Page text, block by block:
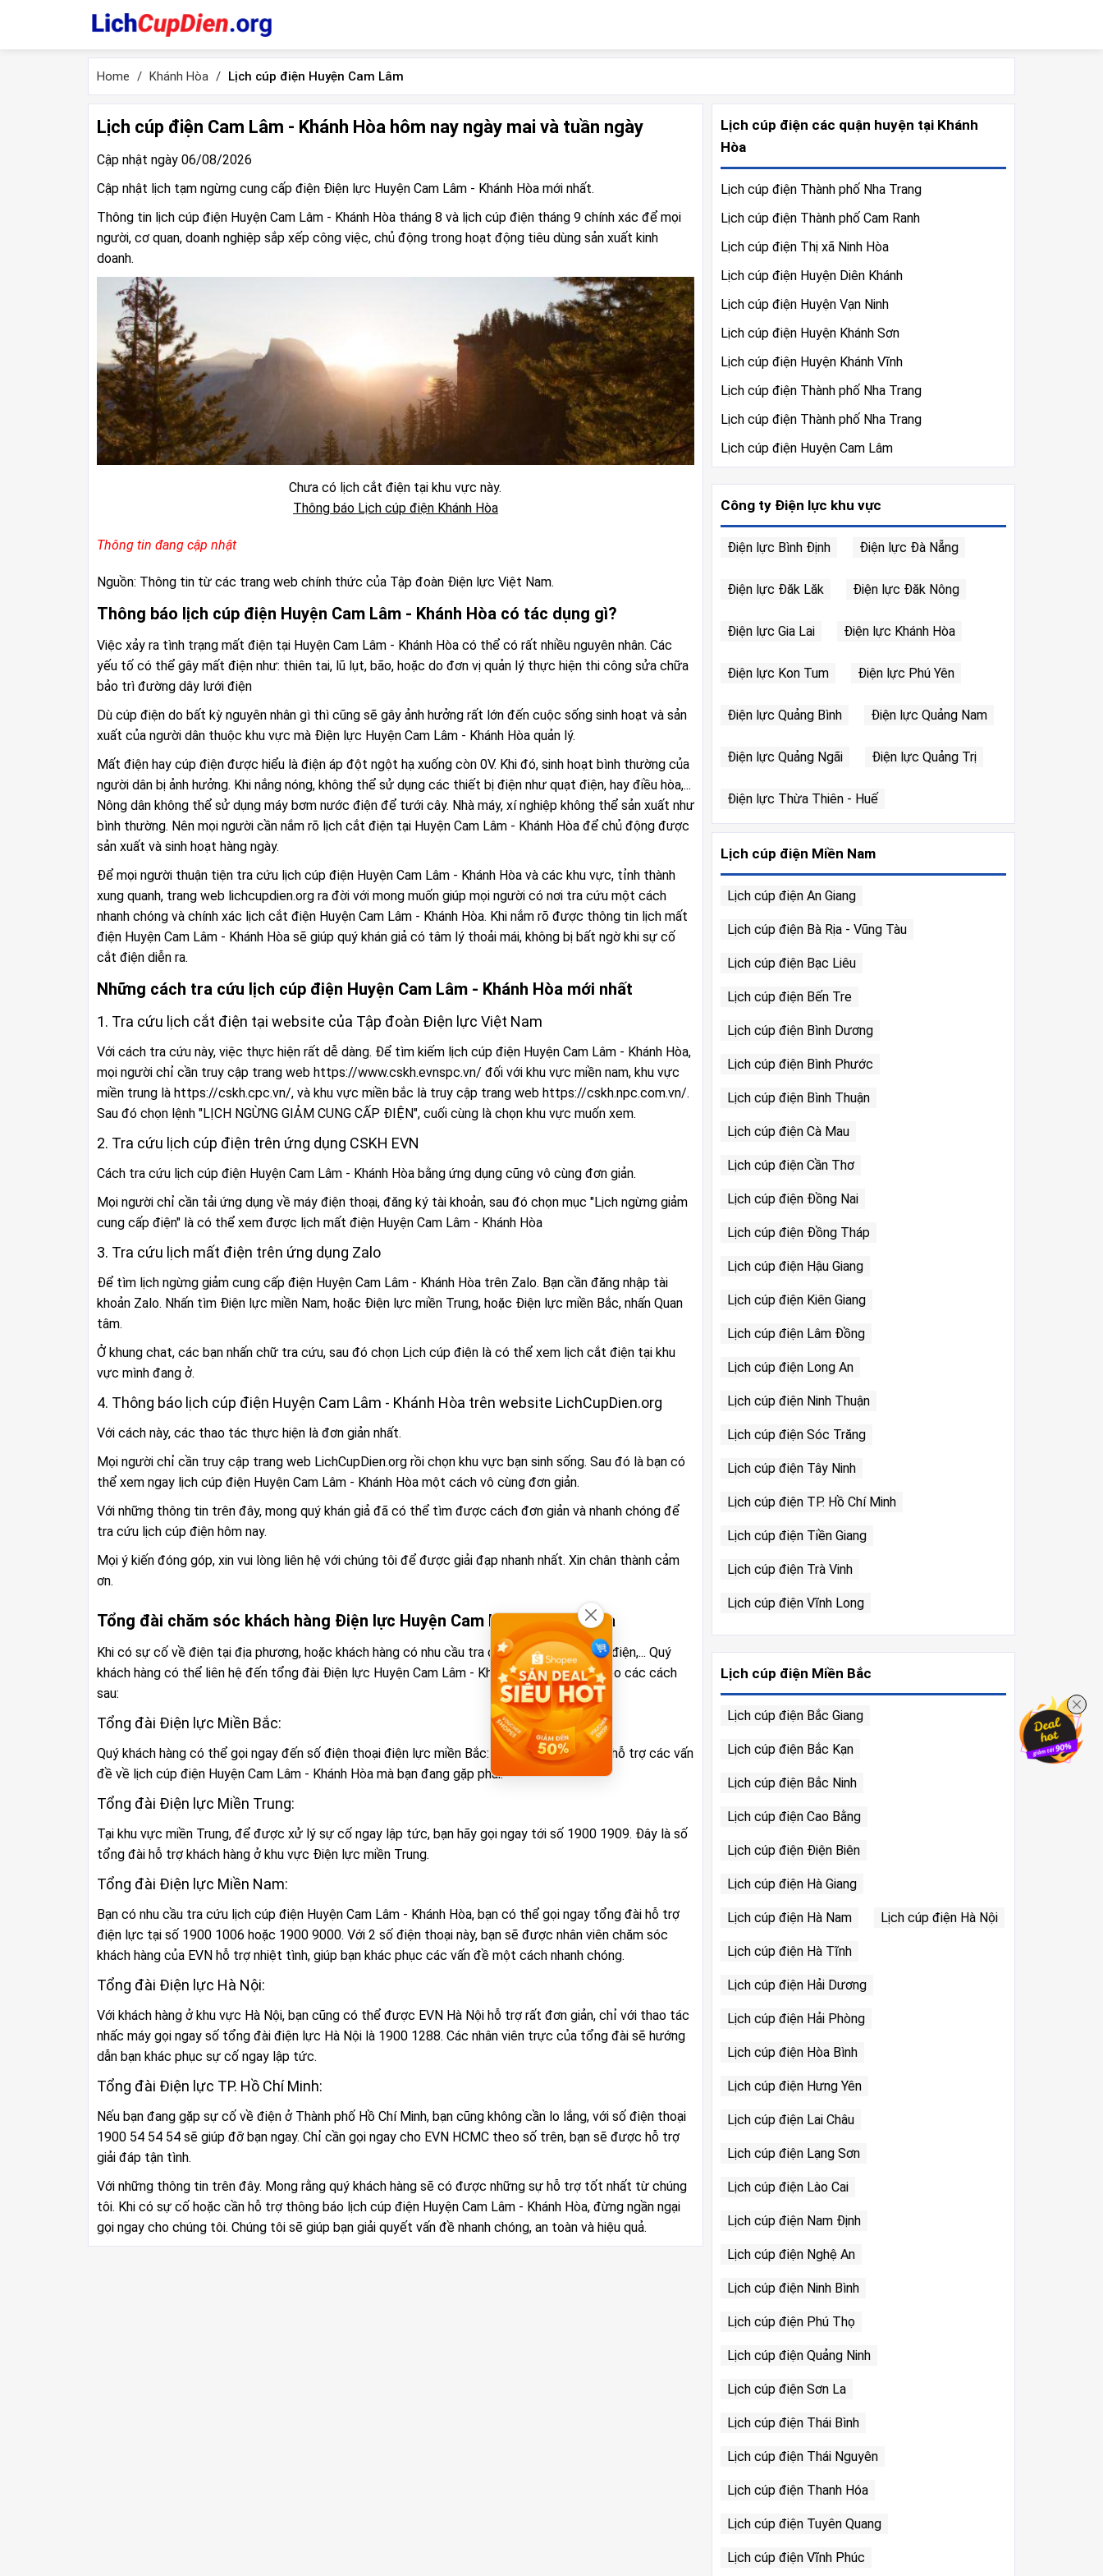
Home Khánh Hòa Lịch cúp điện Huyện Cam Lâm
Lịch cúp điện Cam Lâm - Khánh Hòa hôm nay ngày mai và tuần ngày
Cập nhật ngày 06/08/2026
Cập nhật lịch tạm ngừng cung cấp điện Điện lực Huyện Cam Lâm - Khánh Hòa mới nhất.
Thông tin lịch cúp điện Huyện Cam Lâm - Khánh Hòa tháng 8 và lịch cúp điện tháng 9 chính xác để mọi
người, cơ quan, doanh nghiệp sắp xếp công việc, chủ động trong hoạt động tiêu dùng sản xuất kinh
doanh.
Chưa có lịch cắt điện tại khu vực này.
Thông báo Lịch cúp điện Khánh Hòa
Thông tin đang cập nhật
Nguồn: Thông tin từ các trang web chính thức của Tập đoàn Điện lực Việt Nam.
Thông báo lịch cúp điện Huyện Cam Lâm - Khánh Hòa có tác dụng gì?
Việc xảy ra tình trạng mất điện tại Huyện Cam Lâm - Khánh Hòa có thể có rất nhiều nguyên nhân. Các
yếu tố có thể gây mất điện như: thiên tai, lũ lụt, bão, hoặc do đơn vị quản lý thực hiện thi công sửa chữa
bảo trì đường dây lưới điện
Dù cúp điện do bất kỳ nguyên nhân gì thì cũng sẽ gây ảnh hưởng rất lớn đến cuộc sống sinh hoạt và sản
xuất của người dân thuộc khu vực mà Điện lực Huyện Cam Lâm - Khánh Hòa quản lý.
Mất điện hay cúp điện được hiểu là điện áp đột ngột hạ xuống còn 0V. Khi đó, sinh hoạt bình thường của
người dân bị ảnh hưởng. Khi nắng nóng, không thể sử dụng các thiết bị điện như quạt điện, hay điều hòa,...
Nông dân không thể sử dụng máy bơm nước điện để tưới cây. Nhà máy, xí nghiệp không thể sản xuất như
bình thường. Nên mọi người cần nắm rõ lịch cắt điện tại Huyện Cam Lâm - Khánh Hòa để chủ động được
sản xuất và sinh hoạt hàng ngày.
Để mọi người thuận tiện tra cứu lịch cúp điện Huyện Cam Lâm - Khánh Hòa và các khu vực, tỉnh thành
xung quanh, trang web lichcupdien.org ra đời với mong muốn giúp mọi người có nơi tra cứu một cách
nhanh chóng và chính xác lịch cắt điện Huyện Cam Lâm - Khánh Hòa. Khi nắm rõ được thông tin lịch mất
điện Huyện Cam Lâm - Khánh Hòa sẽ giúp quý khán giả có tâm lý thoải mái, không bị bất ngờ khi sự cố
cắt điện diễn ra.
Những cách tra cứu lịch cúp điện Huyện Cam Lâm - Khánh Hòa mới nhất
1. Tra cứu lịch cắt điện tại website của Tập đoàn Điện lực Việt Nam
Với cách tra cứu này, việc thực hiện rất dễ dàng. Để tìm kiếm lịch cúp điện Huyện Cam Lâm - Khánh Hòa,
mọi người chỉ cần truy cập trang web https://www.cskh.evnspc.vn/ đối với khu vực miền nam, khu vực
miền trung là https://cskh.cpc.vn/, và khu vực miền bắc là truy cập trang web https://cskh.npc.com.vn/.
Sau đó chọn lệnh "LỊCH NGỪNG GIẢM CUNG CẤP ĐIỆN", cuối cùng là chọn khu vực muốn xem.
2. Tra cứu lịch cúp điện trên ứng dụng CSKH EVN
Cách tra cứu lịch cúp điện Huyện Cam Lâm - Khánh Hòa bằng ứng dụng cũng vô cùng đơn giản.
Mọi người chỉ cần tải ứng dụng về máy điện thoại, đăng ký tài khoản, sau đó chọn mục "Lịch ngừng giảm
cung cấp điện" là có thể xem được lịch mất điện Huyện Cam Lâm - Khánh Hòa
3. Tra cứu lịch mất điện trên ứng dụng Zalo
Để tìm lịch ngừng giảm cung cấp điện Huyện Cam Lâm - Khánh Hòa trên Zalo. Bạn cần đăng nhập tài
khoản Zalo. Nhấn tìm Điện lực miền Nam, hoặc Điện lực miền Trung, hoặc Điện lực miền Bắc, nhấn Quan
tâm.
Ở khung chat, các bạn nhấn chữ tra cứu, sau đó chọn Lịch cúp điện là có thể xem lịch cắt điện tại khu
vực mình đang ở.
4. Thông báo lịch cúp điện Huyện Cam Lâm - Khánh Hòa trên website LichCupDien.org
Với cách này, các thao tác thực hiện là đơn giản nhất.
Mọi người chỉ cần truy cập trang web LichCupDien.org rồi chọn khu vực bạn sinh sống. Sau đó là bạn có
thể xem ngay lịch cúp điện Huyện Cam Lâm - Khánh Hòa một cách vô cùng đơn giản.
Với những thông tin trên đây, mong quý khán giả đã có thể tìm được cách đơn giản và nhanh chóng để
tra cứu lịch cúp điện hôm nay.
Mọi ý kiến đóng góp, xin vui lòng liên hệ với chúng tôi để được giải đạp nhanh nhất. Xin chân thành cảm
ơn.
Tổng đài chăm sóc khách hàng Điện lực Huyện Cam Lâm - Khánh Hòa
Khi có sự cố về điện tại địa phương, hoặc khách hàng có nhu cầu tra cứu, yêu cầu đăng ký điện,... Quý
khách hàng có thể liên hệ đến tổng đài Điện lực Huyện Cam Lâm - Khánh Hòa gần nhất theo các cách
sau:
Tổng đài Điện lực Miền Bắc:
Quý khách hàng có thể gọi ngay đến số điện thoại điện lực miền Bắc: 1900 6769 để được hỗ trợ các vấn
đề về lịch cúp điện Huyện Cam Lâm - Khánh Hòa mà bạn đang gặp phải.
Tổng đài Điện lực Miền Trung:
Tại khu vực miền Trung, để được xử lý sự cố ngay lập tức, bạn hãy gọi ngay tới số 1900 1909. Đây là số
tổng đài hỗ trợ khách hàng ở khu vực Điện lực miền Trung.
Tổng đài Điện lực Miền Nam:
Bạn có nhu cầu tra cứu lịch cúp điện Huyện Cam Lâm - Khánh Hòa, bạn có thể gọi ngay tổng đài hỗ trợ
điện lực tại số 1900 1006 hoặc 1900 9000. Với 2 số điện thoại này, bạn sẽ được nhân viên chăm sóc
khách hàng của EVN hỗ trợ nhiệt tình, giúp bạn khác phục các vấn đề một cách nhanh chóng.
Tổng đài Điện lực Hà Nội:
Với khách hàng ở khu vực Hà Nội, bạn cũng có thể được EVN Hà Nội hỗ trợ rất đơn giản, chỉ với thao tác
nhấc máy gọi ngay số tổng đài điện lực Hà Nội là 1900 1288. Các nhân viên trực của tổng đài sẽ hướng
dẫn bạn khác phục sự cố ngay lập tức.
Tổng đài Điện lực TP. Hồ Chí Minh:
Nếu bạn đang gặp sự cố về điện ở Thành phố Hồ Chí Minh, bạn cũng không cần lo lắng, với số điện thoại
1900 54 54 54 sẽ giúp đỡ bạn ngay. Chỉ cần gọi ngay cho EVN HCMC theo số trên, bạn sẽ được hỗ trợ
giải đáp tận tình.
Với những thông tin trên đây. Mong rằng quý khách hàng sẽ có được những sự hỗ trợ tốt nhất từ chúng
tôi. Khi có sự cố hoặc cần hỗ trợ thông báo lịch cúp điện Huyện Cam Lâm - Khánh Hòa, đừng ngần ngại
gọi ngay cho chúng tôi. Chúng tôi sẽ giúp bạn giải quyết vấn đề nhanh chóng, an toàn và hiệu quả.
Lịch cúp điện các quận huyện tại Khánh
Hòa
Lịch cúp điện Thành phố Nha Trang
Lịch cúp điện Thành phố Cam Ranh
Lịch cúp điện Thị xã Ninh Hòa
Lịch cúp điện Huyện Diên Khánh
Lịch cúp điện Huyện Vạn Ninh
Lịch cúp điện Huyện Khánh Sơn
Lịch cúp điện Huyện Khánh Vĩnh
Lịch cúp điện Thành phố Nha Trang
Lịch cúp điện Thành phố Nha Trang
Lịch cúp điện Huyện Cam Lâm
Công ty Điện lực khu vực
Điện lực Bình Định Điện lực Đà Nẵng
Điện lực Đăk Lăk Điện lực Đăk Nông
Điện lực Gia Lai Điện lực Khánh Hòa
Điện lực Kon Tum Điện lực Phú Yên
Điện lực Quảng Bình Điện lực Quảng Nam
Điện lực Quảng Ngãi Điện lực Quảng Trị
Điện lực Thừa Thiên - Huế
Lịch cúp điện Miền Nam
Lịch cúp điện An Giang
Lịch cúp điện Bà Rịa - Vũng Tàu
Lịch cúp điện Bạc Liêu
Lịch cúp điện Bến Tre
Lịch cúp điện Bình Dương
Lịch cúp điện Bình Phước
Lịch cúp điện Bình Thuận
Lịch cúp điện Cà Mau
Lịch cúp điện Cần Thơ
Lịch cúp điện Đồng Nai
Lịch cúp điện Đồng Tháp
Lịch cúp điện Hậu Giang
Lịch cúp điện Kiên Giang
Lịch cúp điện Lâm Đồng
Lịch cúp điện Long An
Lịch cúp điện Ninh Thuận
Lịch cúp điện Sóc Trăng
Lịch cúp điện Tây Ninh
Lịch cúp điện TP. Hồ Chí Minh
Lịch cúp điện Tiền Giang
Lịch cúp điện Trà Vinh
Lịch cúp điện Vĩnh Long
Lịch cúp điện Miền Bắc
Lịch cúp điện Bắc Giang
Lịch cúp điện Bắc Kạn
Lịch cúp điện Bắc Ninh
Lịch cúp điện Cao Bằng
Lịch cúp điện Điện Biên
Lịch cúp điện Hà Giang
Lịch cúp điện Hà Nam Lịch cúp điện Hà Nội
Lịch cúp điện Hà Tĩnh
Lịch cúp điện Hải Dương
Lịch cúp điện Hải Phòng
Lịch cúp điện Hòa Bình
Lịch cúp điện Hưng Yên
Lịch cúp điện Lai Châu
Lịch cúp điện Lạng Sơn
Lịch cúp điện Lào Cai
Lịch cúp điện Nam Định
Lịch cúp điện Nghệ An
Lịch cúp điện Ninh Bình
Lịch cúp điện Phú Thọ
Lịch cúp điện Quảng Ninh
Lịch cúp điện Sơn La
Lịch cúp điện Thái Bình
Lịch cúp điện Thái Nguyên
Lịch cúp điện Thanh Hóa
Lịch cúp điện Tuyên Quang
Lịch cúp điện Vĩnh Phúc